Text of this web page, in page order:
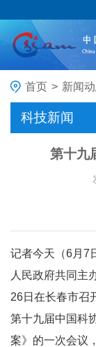
首页 > 新闻
科技新闻
第十九
记者今天（6月7
人民政府共同主
26日在长春市召
第十九届中国科
案》的一次会议